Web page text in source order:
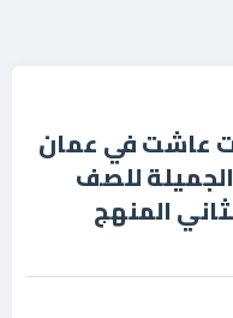
عاشت في عمان
الجميلة للصف
المنهج